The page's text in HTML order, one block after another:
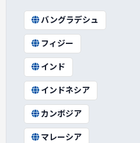
バングラデシュ
フィジー
インド
インドネシア
カンボジア
マレーシア